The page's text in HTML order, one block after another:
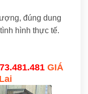
đúng dung
hình thực tế.
GIÁ